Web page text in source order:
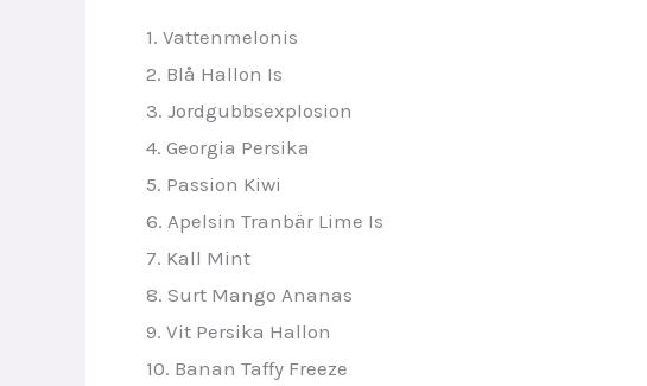
1. Vattenmelonis
2. Blå Hallon Is
3. Jordgubbsexplosion
4. Georgia Persika
5. Passion Kiwi
6. Apelsin Tranbär Lime Is
7. Kall Mint
8. Surt Mango Ananas
9. Vit Persika Hallon
10. Banan Taffy Freeze